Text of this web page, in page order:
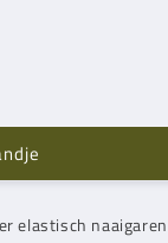
elastisch